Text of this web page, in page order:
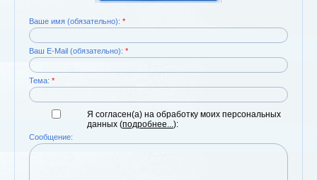
Ваше имя (обязательно): *
Ваш E-Mail (обязательно): *
Тема: *
Я согласен(а) на обработку моих персональных
данных (подробнее...):
Сообщение: